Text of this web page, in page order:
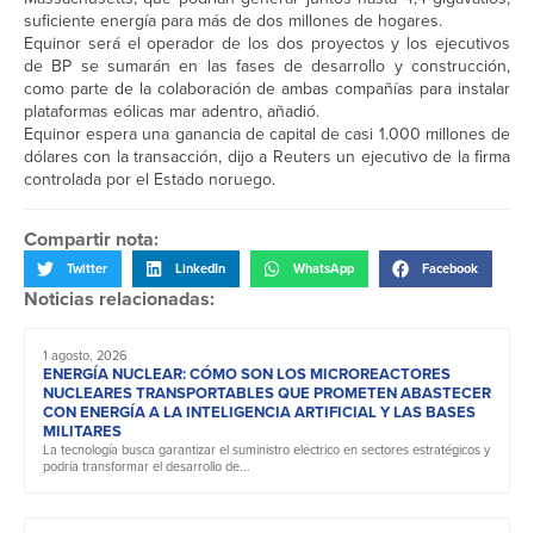
suficiente energía para más de dos millones de hogares.
Equinor será el operador de los dos proyectos y los ejecutivos
de BP se sumarán en las fases de desarrollo y construcción,
como parte de la colaboración de ambas compañías para instalar
plataformas eólicas mar adentro, añadió.
Equinor espera una ganancia de capital de casi 1.000 millones de
dólares con la transacción, dijo a Reuters un ejecutivo de la firma
controlada por el Estado noruego.
Compartir nota:
Twitter LinkedIn WhatsApp Facebook
Noticias relacionadas:
1 agosto, 2026
ENERGÍA NUCLEAR: CÓMO SON LOS MICROREACTORES
NUCLEARES TRANSPORTABLES QUE PROMETEN ABASTECER
CON ENERGÍA A LA INTELIGENCIA ARTIFICIAL Y LAS BASES
MILITARES
La tecnología busca garantizar el suministro eléctrico en sectores estratégicos y
podría transformar el desarrollo de...